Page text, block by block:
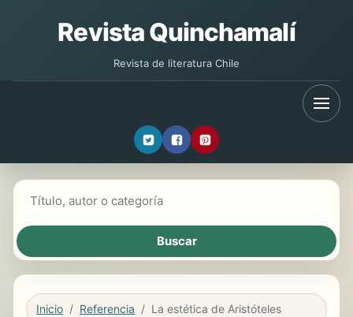
Revista Quinchamalí
Revista de literatura Chile
Inicio Referencia La estética de Aristóteles